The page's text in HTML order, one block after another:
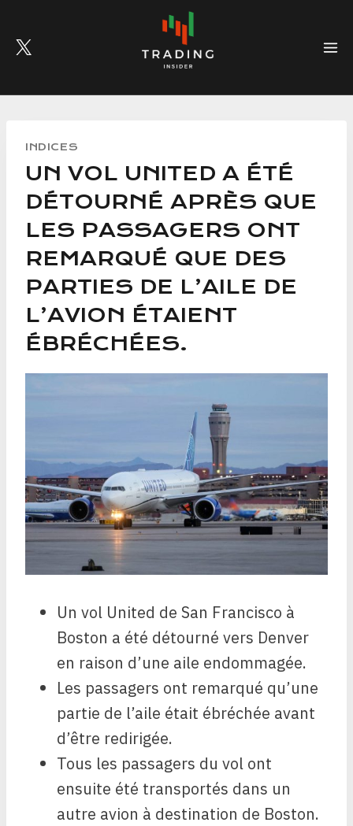
content
INDICES
UN VOL UNITED A ÉTÉ
DÉTOURNÉ APRÈS QUE
LES PASSAGERS ONT
REMARQUÉ QUE DES
PARTIES DE L’AILE DE
L’AVION ÉTAIENT
ÉBRÉCHÉES.
Un vol United de San Francisco à
Boston a été détourné vers Denver
en raison d’une aile endommagée.
Les passagers ont remarqué qu’une
partie de l’aile était ébréchée avant
d’être redirigée.
Tous les passagers du vol ont
ensuite été transportés dans un
autre avion à destination de Boston.